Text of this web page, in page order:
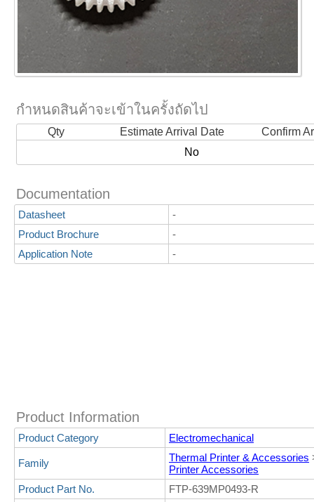
กำหนดสินค้าจะเข้าในครั้งถัดไป
Qty Estimate Arrival Date
Confirm
No
Documentation
Datasheet
-
Product Brochure
-
Application Note
-
Product Information
Product Category Electromechanical
Family Thermal Printer & Accessories
Printer Accessories
Product Part No.
FTP-639MP0493-R